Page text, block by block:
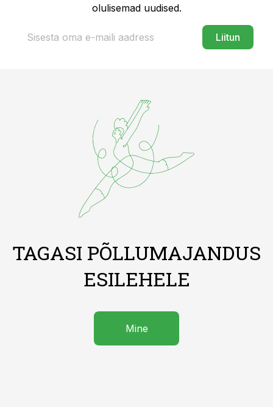
olulisemad uudised.
Liitun
TAGASI PÕLLUMAJANDUS
ESILEHELE
Mine